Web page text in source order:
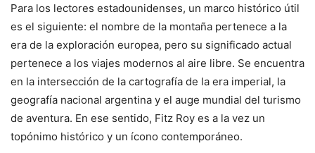
Para los lectores estadounidenses, un marco histórico útil
es el siguiente: el nombre de la montaña pertenece a la
era de la exploración europea, pero su significado actual
pertenece a los viajes modernos al aire libre. Se encuentra
en la intersección de la cartografía de la era imperial, la
geografía nacional argentina y el auge mundial del turismo
de aventura. En ese sentido, Fitz Roy es a la vez un
topónimo histórico y un ícono contemporáneo.